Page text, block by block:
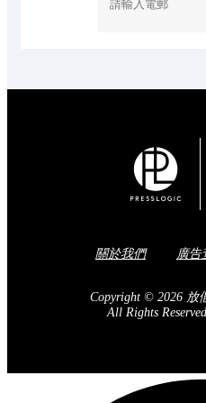
關於我們 廣告
Copyright © 2026 放
All Rights